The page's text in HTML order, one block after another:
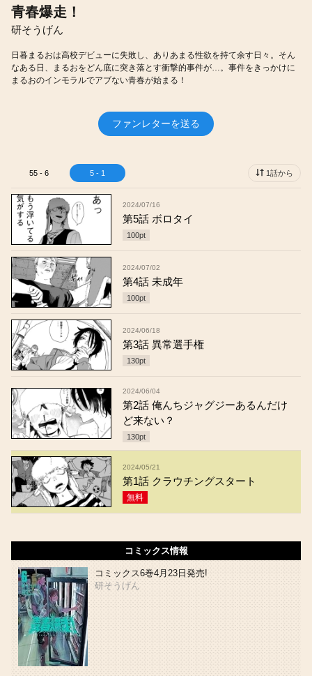
青春爆走！
研そうげん
日暮まるおは高校デビューに失敗し、ありあまる性欲を持て余す日々。そん
なある日、まるおをどん底に突き落とす衝撃的事件が…。事件をきっかけに
まるおのインモラルでアブない青春が始まる！
ファンレターを送る
55 - 6 5 - 1 1話から
2024/07/16
第5話 ボロタイ
100pt
2024/07/02
第4話 未成年
100pt
2024/06/18
第3話 異常選手権
130pt
2024/06/04
第2話 俺んちジャグジーあるんだけ
ど来ない？
130pt
2024/05/21
第1話 クラウチングスタート
無料
コミックス情報
コミックス6巻4月23日発売!
研そうげん